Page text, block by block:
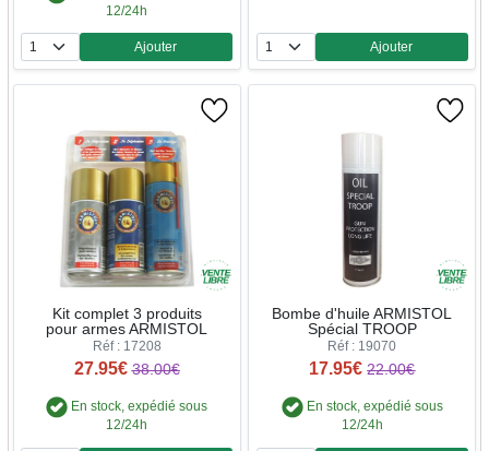
12/24h
Quantité
Ajouter
Quantité
Ajouter
Kit complet 3 produits
pour armes ARMISTOL
Réf : 17208
27.95€ 38.00€
En stock, expédié sous
12/24h
Bombe d'huile ARMISTOL
Spécial TROOP
Réf : 19070
17.95€ 22.00€
En stock, expédié sous
12/24h